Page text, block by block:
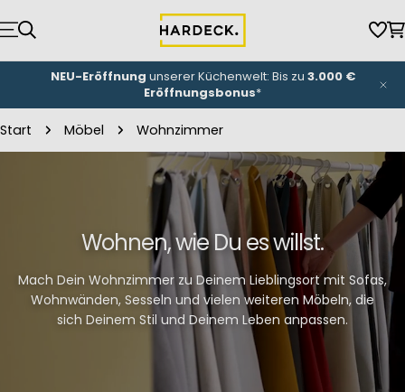
Inhalt
springen
NEU-Eröffnung unserer Küchenwelt: Bis zu 3.000 €
Eröffnungsbonus*
Start Möbel Wohnzimmer
Wohnen, wie Du es willst.
Mach Dein Wohnzimmer zu Deinem Lieblingsort mit Sofas,
Wohnwänden, Sesseln und vielen weiteren Möbeln, die
sich Deinem Stil und Deinem Leben anpassen.